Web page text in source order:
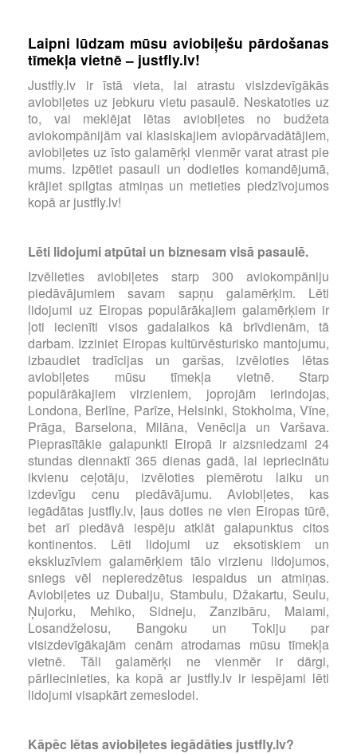
Laipni lūdzam mūsu aviobiļešu pārdošanas
tīmekļa vietnē – justfly.lv!
Justfly.lv ir īstā vieta, lai atrastu visizdevīgākās
aviobiļetes uz jebkuru vietu pasaulē. Neskatoties uz
to, vai meklējat lētas aviobiļetes no budžeta
aviokompānijām vai klasiskajiem aviopārvadātājiem,
aviobiļetes uz īsto galamērķi vienmēr varat atrast pie
mums. Izpētiet pasauli un dodieties komandējumā,
krājiet spilgtas atmiņas un metieties piedzīvojumos
kopā ar justfly.lv!
Lēti lidojumi atpūtai un biznesam visā pasaulē.
Izvēlieties aviobiļetes starp 300 aviokompāniju
piedāvājumiem savam sapņu galamērķim. Lēti
lidojumi uz Eiropas populārākajiem galamērķiem ir
ļoti iecienīti visos gadalaikos kā brīvdienām, tā
darbam. Izziniet Eiropas kultūrvēsturisko mantojumu,
izbaudiet tradīcijas un garšas, izvēloties lētas
aviobiļetes mūsu tīmekļa vietnē. Starp
populārākajiem virzieniem, joprojām ierindojas,
Londona, Berlīne, Parīze, Helsinki, Stokholma, Vīne,
Prāga, Barselona, Milāna, Venēcija un Varšava.
Pieprasītākie galapunkti Eiropā ir aizsniedzami 24
stundas diennaktī 365 dienas gadā, lai iepriecinātu
ikvienu ceļotāju, izvēloties piemērotu laiku un
izdevīgu cenu piedāvājumu. Aviobiļetes, kas
iegādātas justfly.lv, ļaus doties ne vien Eiropas tūrē,
bet arī piedāvā iespēju atklāt galapunktus citos
kontinentos. Lēti lidojumi uz eksotiskiem un
ekskluzīviem galamērķiem tālo virzienu lidojumos,
sniegs vēl nepieredzētus iespaidus un atmiņas.
Aviobiļetes uz Dubaiju, Stambulu, Džakartu, Seulu,
Ņujorku, Mehiko, Sidneju, Zanzibāru, Maiami,
Losandželosu, Bangoku un Tokiju par
visizdevīgākajām cenām atrodamas mūsu tīmekļa
vietnē. Tāli galamērķi ne vienmēr ir dārgi,
pārliecinieties, ka kopā ar justfly.lv ir iespējami lēti
lidojumi visapkārt zemeslodei.
Kāpēc lētas aviobiļetes iegādāties justfly.lv?